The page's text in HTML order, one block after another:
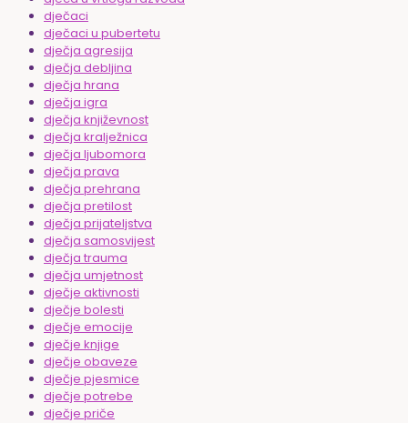
dječaci
dječaci u pubertetu
dječja agresija
dječja debljina
dječja hrana
dječja igra
dječja književnost
dječja kralježnica
dječja ljubomora
dječja prava
dječja prehrana
dječja pretilost
dječja prijateljstva
dječja samosvijest
dječja trauma
dječja umjetnost
dječje aktivnosti
dječje bolesti
dječje emocije
dječje knjige
dječje obaveze
dječje pjesmice
dječje potrebe
dječje priče